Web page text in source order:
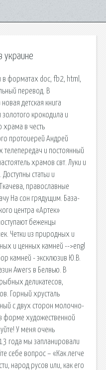
украине
в форматах doc, fb2, html,
перевод. В
детская книга
крокодила и
храма в честь
протоиерей Андрей
телепередач и постоянный
храмов свт. Луки и
статьи и
православные
На сон грядущим. База-
центра «Артек»
беженцы
Четки из природных и
и ценных камней -->engl
камней - эксклюзив Ю.В.
Awers в Белвью. В
деликатесов,
Горный хрусталь
с двух сторон молочно-
форме художественной
У меня очень
года мы запланировали
себе вопрос – «Как легче
народ русов или, как его